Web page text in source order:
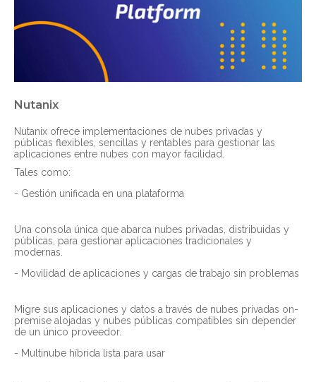
Nutanix
Nutanix ofrece implementaciones de nubes privadas y
públicas flexibles, sencillas y rentables para gestionar las
aplicaciones entre nubes con mayor facilidad.
Tales como:
- Gestión unificada en una plataforma
Una consola única que abarca nubes privadas, distribuidas y
públicas, para gestionar aplicaciones tradicionales y
modernas.
- Movilidad de aplicaciones y cargas de trabajo sin problemas
Migre sus aplicaciones y datos a través de nubes privadas on-
premise alojadas y nubes públicas compatibles sin depender
de un único proveedor.
- Multinube híbrida lista para usar